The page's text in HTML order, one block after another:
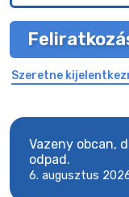
Szeretne
Vazeny obcan,
odpad.
6. augusztus